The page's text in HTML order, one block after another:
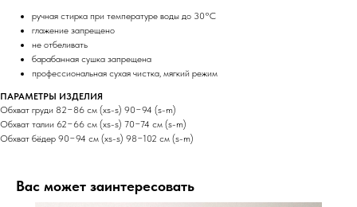
ручная стирка при температуре воды до 30°C
глажение запрещено
не отбеливать
барабанная сушка запрещена
профессиональная сухая чистка, мягкий режим
ПАРАМЕТРЫ ИЗДЕЛИЯ
Обхват груди 82−86 см (xs-s) 90−94 (s-m)
Обхват талии 62−66 см (xs-s) 70−74 см (s-m)
Обхват бёдер 90−94 см (xs-s) 98−102 см (s-m)
Вас может заинтересовать